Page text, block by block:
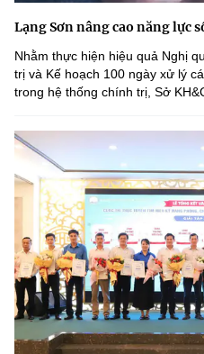
Lạng Sơn nâng cao năng lực
Nhằm thực hiện hiệu quả Nghị
trị và Kế hoạch 100 ngày xử lý
trong hệ thống chính trị, Sở